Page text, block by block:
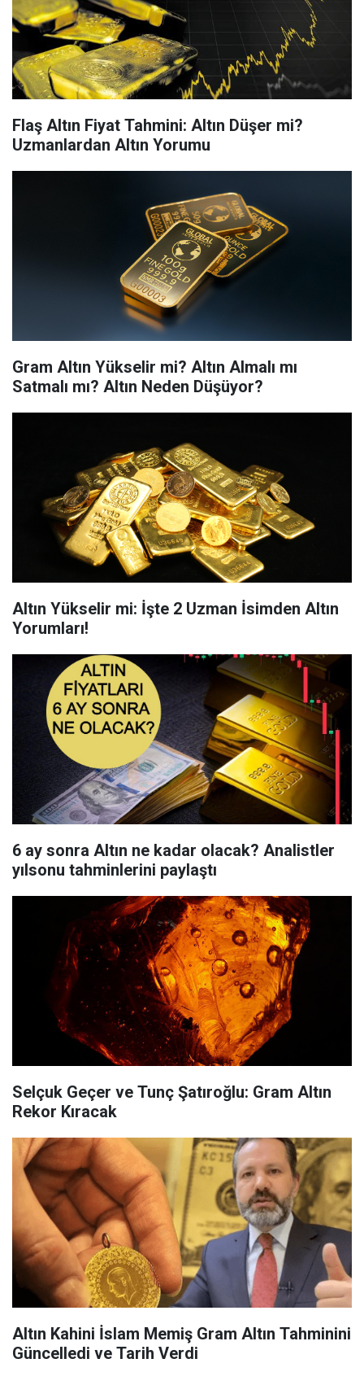
Flaş Altın Fiyat Tahmini: Altın Düşer mi?
Uzmanlardan Altın Yorumu
Gram Altın Yükselir mi? Altın Almalı mı
Satmalı mı? Altın Neden Düşüyor?
Altın Yükselir mi: İşte 2 Uzman İsimden Altın
Yorumları!
6 ay sonra Altın ne kadar olacak? Analistler
yılsonu tahminlerini paylaştı
Selçuk Geçer ve Tunç Şatıroğlu: Gram Altın
Rekor Kıracak
Altın Kahini İslam Memiş Gram Altın Tahminini
Güncelledi ve Tarih Verdi